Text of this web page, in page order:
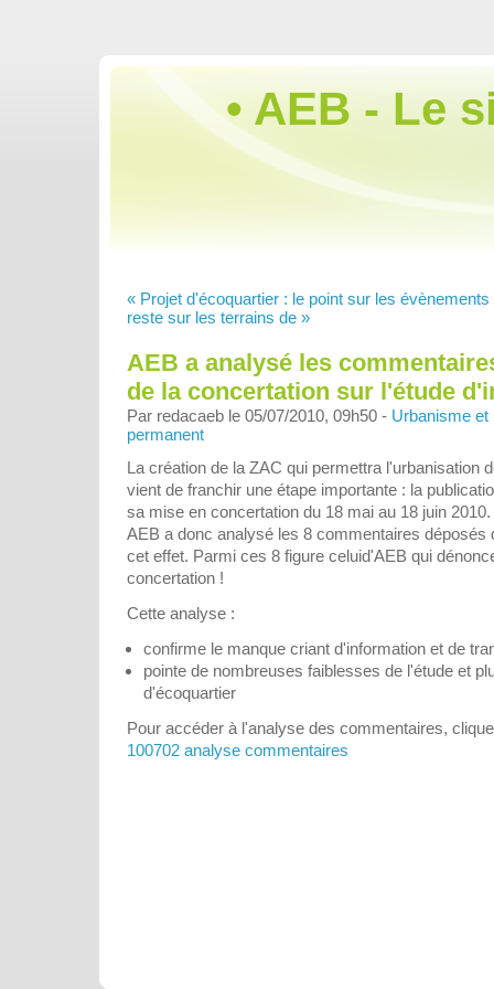
• AEB - Le
« Projet d'écoquartier : le point sur les évènements
reste sur les terrains de »
AEB a analysé les
de la concertation sur l'étude
Par redacaeb le 05/07/2010, 09h50 - Urbanisme et
permanent
La création de la ZAC qui permettra l'urbanisation
vient de franchir une étape importante : la
sa mise en concertation du 18 mai au 18 juin 2010.
AEB a donc analysé les 8 commentaires déposés
cet effet. Parmi ces 8 figure celuid'AEB qui
concertation !
Cette analyse :
confirme le manque criant d'information et de
pointe de nombreuses faiblesses de l'étude et
d'écoquartier
Pour accéder à l'analyse des commentaires,
100702 analyse commentaires